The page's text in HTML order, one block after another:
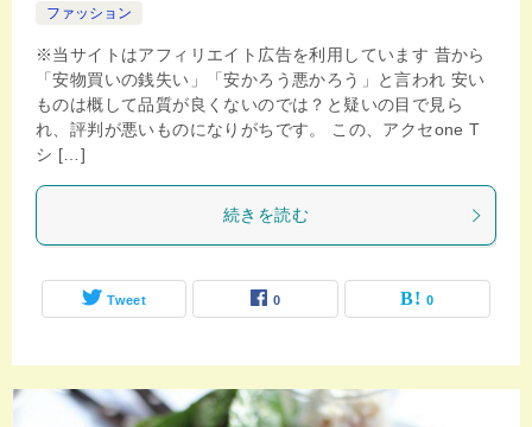
ファッション
※当サイトはアフィリエイト広告を利用しています 昔から
「安物買いの銭失い」「安かろう悪かろう」と言われ 安い
ものは概して品質が良くないのでは？と疑いの目で見ら
れ、評判が悪いものになりがちです。 この、アクセone T
シ […]
続きを読む
Tweet 0 0